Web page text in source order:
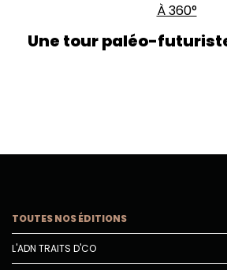
À 360°
Une tour paléo-
TOUTES NOS ÉDITIONS
L'ADN TRAITS D'CO